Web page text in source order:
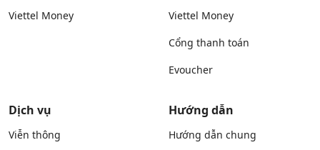
Viettel Money
Viettel Money
Cổng thanh toán
Evoucher
Dịch vụ
Viễn thông
Hướng dẫn
Hướng dẫn chung